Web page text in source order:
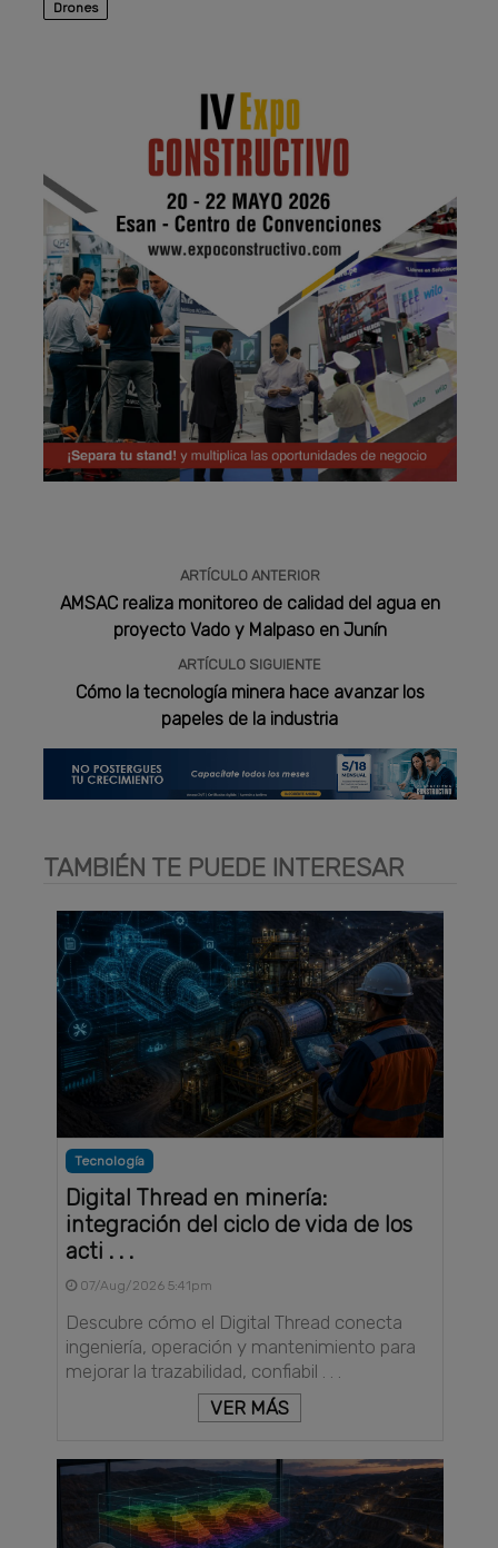
Drones
ARTÍCULO ANTERIOR
AMSAC realiza monitoreo de calidad del agua en
proyecto Vado y Malpaso en Junín
ARTÍCULO SIGUIENTE
Cómo la tecnología minera hace avanzar los
papeles de la industria
TAMBIÉN TE PUEDE INTERESAR
Tecnología
Digital Thread en minería:
integración del ciclo de vida de los
acti . . .
07/Aug/2026 5:41pm
Descubre cómo el Digital Thread conecta
ingeniería, operación y mantenimiento para
mejorar la trazabilidad, confiabil . . .
VER MÁS